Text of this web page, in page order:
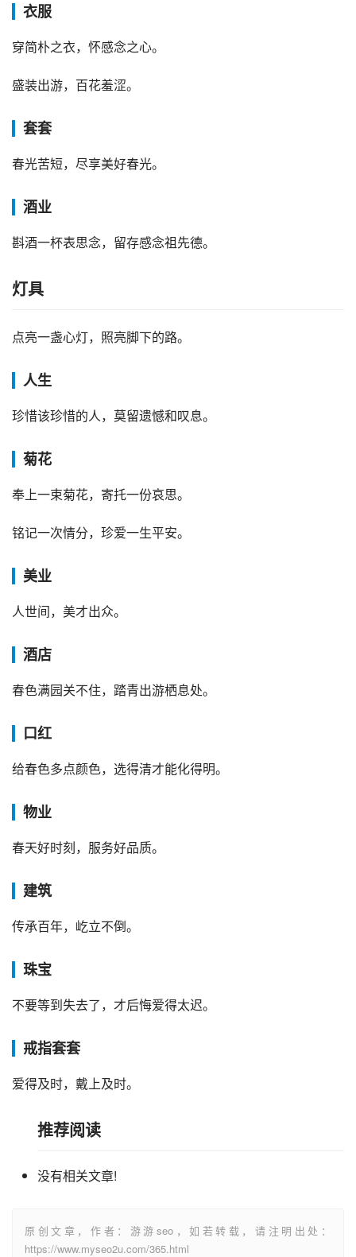
衣服
穿简朴之衣，怀感念之心。
盛装出游，百花羞涩。
套套
春光苦短，尽享美好春光。
酒业
斟酒一杯表思念，留存感念祖先德。
灯具
点亮一盏心灯，照亮脚下的路。
人生
珍惜该珍惜的人，莫留遗憾和叹息。
菊花
奉上一束菊花，寄托一份哀思。
铭记一次情分，珍爱一生平安。
美业
人世间，美才出众。
酒店
春色满园关不住，踏青出游栖息处。
口红
给春色多点颜色，选得清才能化得明。
物业
春天好时刻，服务好品质。
建筑
传承百年，屹立不倒。
珠宝
不要等到失去了，才后悔爱得太迟。
戒指套套
爱得及时，戴上及时。
推荐阅读
没有相关文章!
原创文章，作者：游游seo，如若转载，请注明出处：
https://www.myseo2u.com/365.html